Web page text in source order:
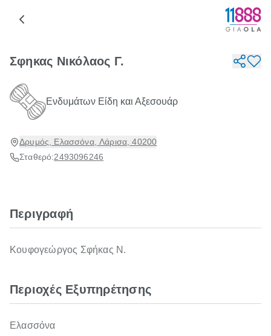
Σφηκας Νικόλαος Γ.
Ενδυμάτων Είδη και Αξεσουάρ
Δρυμός, Ελασσόνα, Λάρισα, 40200
Σταθερό:2493096246
Περιγραφή
Κουφογεώργος Σφήκας Ν.
Περιοχές Εξυπηρέτησης
Ελασσόνα